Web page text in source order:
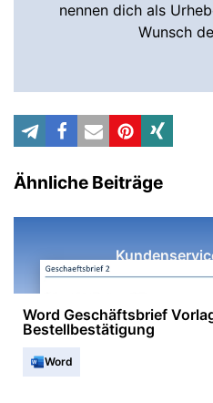
nennen dich als
Wunsch
Ähnliche Beiträge
Word Geschäftsbrief
Bestellbestätigung
Word